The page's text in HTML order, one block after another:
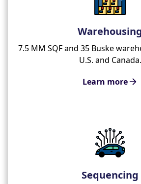
Warehousing
7.5 MM SQF and 35 Buske
U.S. and Canada.
Learn more
Sequencing